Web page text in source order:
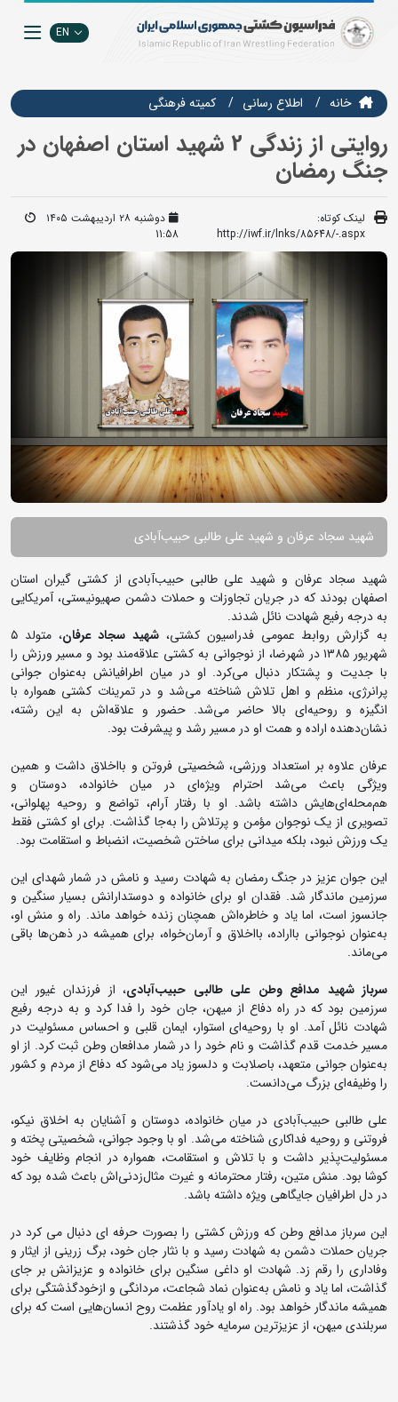
EN
خانه اطلاع رسانی كميته فرهنگي
روایتی از زندگی 2 شهید استان اصفهان در
جنگ رمضان
لینک کوتاه:
http://iwf.ir/lnks/85648/-.aspx
دوشنبه ۲۸ اردیبهشت ۱۴۰۵
11:58
شهید سجاد عرفان و شهید علی طالبی حبیب‌آبادی
شهید سجاد عرفان و شهید علی طالبی حبیب‌آبادی از کشتی گیران استان
اصفهان بودند که در جریان تجاوزات و حملات دشمن صهیونیستی، آمریکایی
به درجه رفیع شهادت نائل شدند.
به گزارش روابط عمومی فدراسیون کشتی، شهید سجاد عرفان
، متولد ۵
شهریور ۱۳۸۵ در شهرضا، از نوجوانی به کشتی علاقه‌مند بود و مسیر ورزش را
با جدیت و پشتکار دنبال می‌کرد. او در میان اطرافیانش به‌عنوان جوانی
پرانرژی، منظم و اهل تلاش شناخته می‌شد و در تمرینات کشتی همواره با
انگیزه و روحیه‌ای بالا حاضر می‌شد. حضور و علاقه‌اش به این رشته،
نشان‌دهنده اراده و همت او در مسیر رشد و پیشرفت بود.
عرفان علاوه بر استعداد ورزشی، شخصیتی فروتن و بااخلاق داشت و همین
ویژگی باعث می‌شد احترام ویژه‌ای در میان خانواده، دوستان و
هم‌محله‌ای‌هایش داشته باشد. او با رفتار آرام، تواضع و روحیه پهلوانی،
تصویری از یک نوجوان مؤمن و پرتلاش را به‌جا گذاشت. برای او کشتی فقط
یک ورزش نبود، بلکه میدانی برای ساختن شخصیت، انضباط و استقامت بود.
این جوان عزیز در جنگ رمضان به شهادت رسید و نامش در شمار شهدای این
سرزمین ماندگار شد. فقدان او برای خانواده و دوستدارانش بسیار سنگین و
جانسوز است، اما یاد و خاطره‌اش همچنان زنده خواهد ماند. راه و منش او،
به‌عنوان نوجوانی بااراده، بااخلاق و آرمان‌خواه، برای همیشه در ذهن‌ها باقی
می‌ماند.
سرباز شهید مدافع وطن علی طالبی حبیب‌آبادی، از فرزندان غیور این
سرزمین بود که در راه دفاع از میهن، جان خود را فدا کرد و به درجه رفیع
شهادت نائل آمد. او با روحیه‌ای استوار، ایمان قلبی و احساس مسئولیت در
مسیر خدمت قدم گذاشت و نام خود را در شمار مدافعان وطن ثبت کرد. از او
به‌عنوان جوانی متعهد، باصلابت و دلسوز یاد می‌شود که دفاع از مردم و کشور
را وظیفه‌ای بزرگ می‌دانست.
علی طالبی حبیب‌آبادی در میان خانواده، دوستان و آشنایان به اخلاق نیکو،
فروتنی و روحیه فداکاری شناخته می‌شد. او با وجود جوانی، شخصیتی پخته و
مسئولیت‌پذیر داشت و با تلاش و استقامت، همواره در انجام وظایف خود
کوشا بود. منش متین، رفتار محترمانه و غیرت مثال‌زدنی‌اش باعث شده بود که
در دل اطرافیان جایگاهی ویژه داشته باشد.
این سرباز مدافع وطن که ورزش کشتی را بصورت حرفه ای دنبال می کرد در
جریان حملات دشمن به شهادت رسید و با نثار جان خود، برگ زرینی از ایثار و
وفاداری را رقم زد. شهادت او داغی سنگین برای خانواده و عزیزانش بر جای
گذاشت، اما یاد و نامش به‌عنوان نماد شجاعت، مردانگی و ازخودگذشتگی برای
همیشه ماندگار خواهد بود. راه او یادآور عظمت روح انسان‌هایی است که برای
سربلندی میهن، از عزیزترین سرمایه خود گذشتند.